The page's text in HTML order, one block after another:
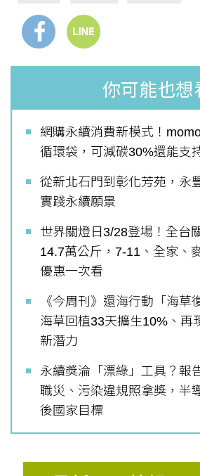
你可能也想
網購永續消費新模式！
循環袋，可減碳30%還能支
從新北石門到彰化芳苑，永
實踐永續願景
世界關燈日3/28登場！全台
14.7萬公斤，7-11、全家、
優惠一次看
《今周刊》還海行動「海草
海草回植33天擴生10%、再
新潛力
永續獎淪「漂綠」工具？報
職災、污染違規照拿獎，半
後國家目標